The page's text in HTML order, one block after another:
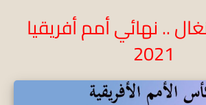
.. نهائي أمم أفريقيا
2021